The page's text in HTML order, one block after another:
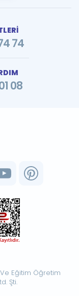
74
08
Ve Eğitim Öğretim
Şti.